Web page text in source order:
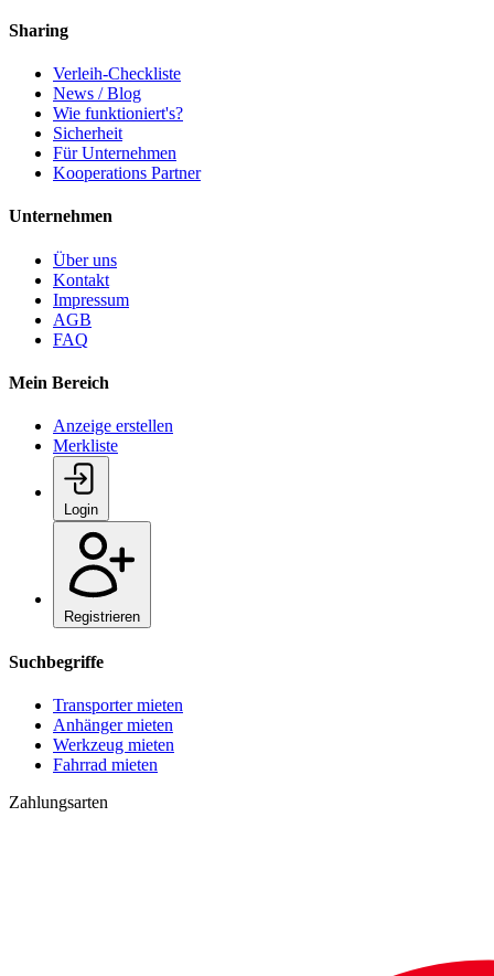
Sharing
Verleih-Checkliste
News / Blog
Wie funktioniert's?
Sicherheit
Für Unternehmen
Kooperations Partner
Unternehmen
Über uns
Kontakt
Impressum
AGB
FAQ
Mein Bereich
Anzeige erstellen
Merkliste
Login
Registrieren
Suchbegriffe
Transporter mieten
Anhänger mieten
Werkzeug mieten
Fahrrad mieten
Zahlungsarten